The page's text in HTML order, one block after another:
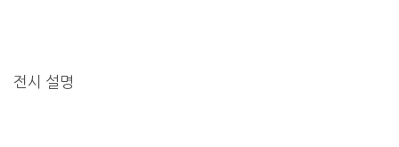
전시 설명